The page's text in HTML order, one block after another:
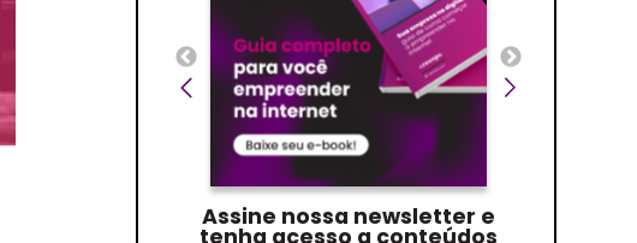
Assine nossa newsletter e
tenha acesso a conteúdos